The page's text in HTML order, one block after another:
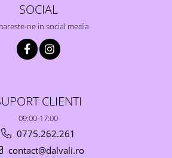
SOCIAL
ne in social media
CLIENTI
09:00-17:00
0775.262.261
contact@dalvali.ro